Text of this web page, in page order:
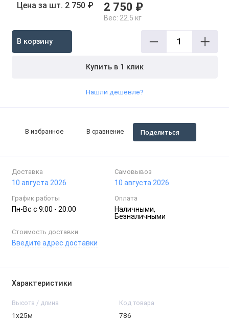
Цена за шт. 2 750 ₽ 2 750 ₽
Вес: 22.5 кг
В корзину
Купить в 1 клик
Нашли дешевле?
Доставка
10 августа 2026
Самовывоз
10 августа 2026
График работы
Пн-Вc с 9:00 - 20:00
Оплата
Наличными,
Безналичными
Стоимость доставки
Введите адрес доставки
В избранное В сравнение Поделиться
Характеристики
Высота / длина
1х25м
Код товара
786